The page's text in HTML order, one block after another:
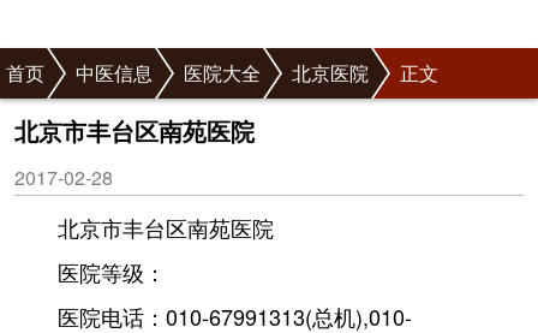
首页 中医信息 医院大全 北京医院 正文
北京市丰台区南苑医院
2017-02-28
北京市丰台区南苑医院
医院等级：
医院电话：010-67991313(总机),010-